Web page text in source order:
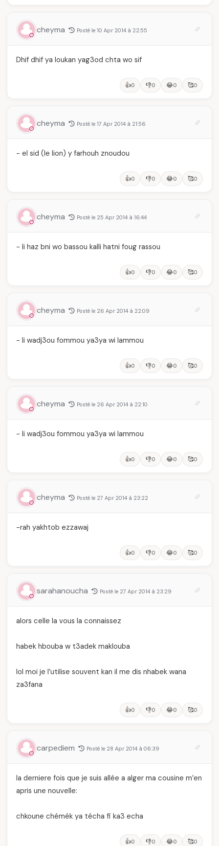
cheyma Posté le 10 Apr 2014 à 22:55
Dhif dhif ya loukan yag3od chta wo sif
👍0 👎0 😂0 🥰0
cheyma Posté le 17 Apr 2014 à 21:56
- el sid (le lion) y farhouh znoudou
👍0 👎0 😂0 🥰0
cheyma Posté le 25 Apr 2014 à 16:44
- li haz bni wo bassou kalli hatni foug rassou
👍0 👎0 😂0 🥰0
cheyma Posté le 26 Apr 2014 à 22:09
- li wadj3ou fommou ya3ya wi lammou
👍0 👎0 😂0 🥰0
cheyma Posté le 26 Apr 2014 à 22:10
- li wadj3ou fommou ya3ya wi lammou
👍0 👎0 😂0 🥰0
cheyma Posté le 27 Apr 2014 à 23:22
-rah yakhtob ezzawaj
👍0 👎0 😂0 🥰0
sarahanoucha Posté le 27 Apr 2014 à 23:29
alors celle la vous la connaissez
habek hbouba w t3adek maklouba
lol moi je l’utilise souvent kan il me dis nhabek wana
za3fana
👍0 👎0 😂0 🥰0
carpediem Posté le 28 Apr 2014 à 06:39
la derniere fois que je suis allée a alger ma cousine m’en
apris une nouvelle:
chkoune chémék ya técha fi ka3 echa
👍0 👎0 😂0 🥰0